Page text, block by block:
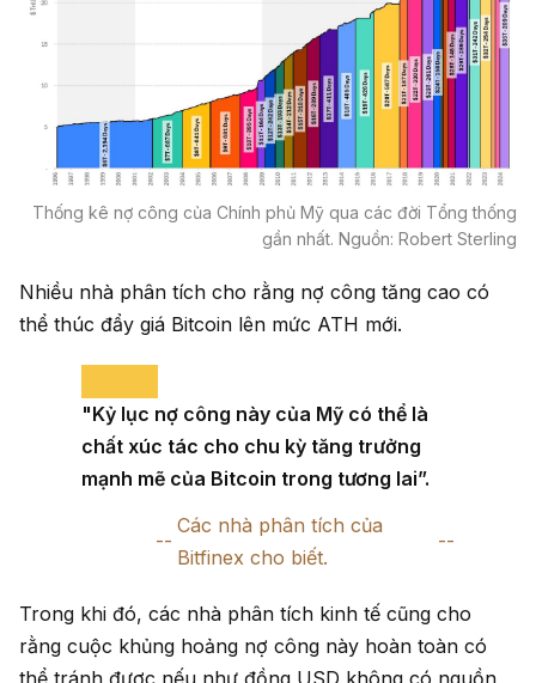
Thống kê nợ công của Chính phủ Mỹ qua các đời Tổng thống
gần nhất. Nguồn: Robert Sterling
Nhiều nhà phân tích cho rằng nợ công tăng cao có
thể thúc đẩy giá Bitcoin lên mức ATH mới.
"Kỷ lục nợ công này của Mỹ có thể là
chất xúc tác cho chu kỳ tăng trưởng
mạnh mẽ của Bitcoin trong tương lai”.
Các nhà phân tích của
Bitfinex cho biết.
Trong khi đó, các nhà phân tích kinh tế cũng cho
rằng cuộc khủng hoảng nợ công này hoàn toàn có
thể tránh được nếu như đồng USD không có nguồn